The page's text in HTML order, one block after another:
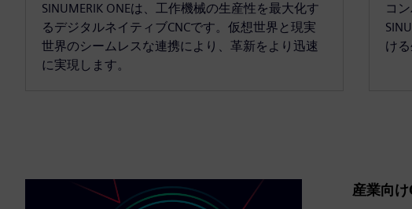
SINUMERIK ONEは、工作機械の生産性を最大化す
るデジタルネイティブCNCです。仮想世界と現実
世界のシームレスな連携により、革新をより迅速
に実現します。
コ
け
産業向